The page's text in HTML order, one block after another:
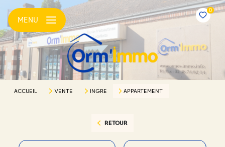
0
MENU
ACCUEIL VENTE INGRE APPARTEMENT
RETOUR